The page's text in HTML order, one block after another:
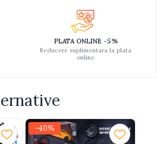
PLATA ONLINE -5%
Reducere suplimentara la plata
online
-40%